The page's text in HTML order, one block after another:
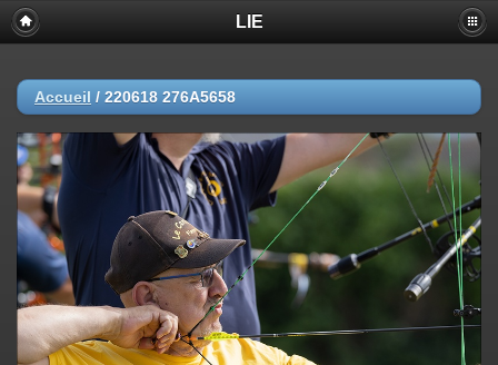
LIE
Accueil / 220618 276A5658